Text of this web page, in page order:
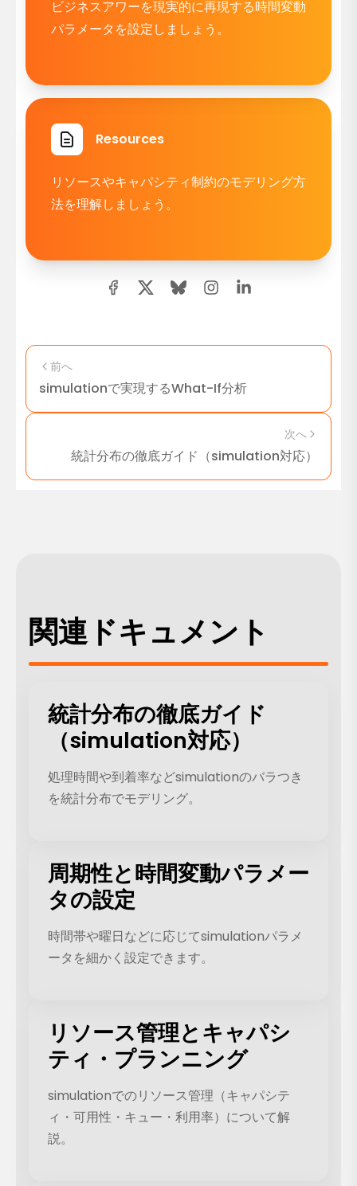
ビジネスアワーを現実的に再現する時間変動
パラメータを設定しましょう。
Resources
リソースやキャパシティ制約のモデリング方
法を理解しましょう。
前へ
simulationで実現するWhat-If分析
次へ
統計分布の徹底ガイド（simulation対応）
関連ドキュメント
統計分布の徹底ガイド
（simulation対応）
処理時間や到着率などsimulationのバラつき
を統計分布でモデリング。
周期性と時間変動パラメー
タの設定
時間帯や曜日などに応じてsimulationパラメ
ータを細かく設定できます。
リソース管理とキャパシ
ティ・プランニング
simulationでのリソース管理（キャパシテ
ィ・可用性・キュー・利用率）について解
説。